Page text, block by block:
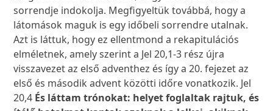
sorrendje indokolja. Megfigyeltük továbbá, hogy a
látomások maguk is egy időbeli sorrendre utalnak.
Azt is láttuk, hogy ez ellentmond a rekapitulációs
elméletnek, amely szerint a Jel 20,1-3 rész újra
visszavezet az első adventhez és így a 20. fejezet az
első és második advent közötti időre vonatkozik. Jel
20,4 És láttam trónokat: helyet foglaltak rajtuk, és